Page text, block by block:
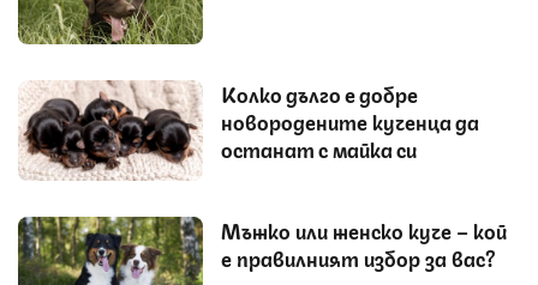
Колко дълго е добре
новородените кученца да
останат с майка си
Мъжко или женско куче – кой
е правилният избор за вас?